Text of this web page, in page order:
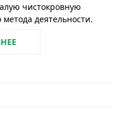
чистокровную
деятельности.